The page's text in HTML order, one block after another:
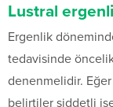
Lustral
Ergenlik
tedavisinde
denenmelidir.
belirtiler şiddetli